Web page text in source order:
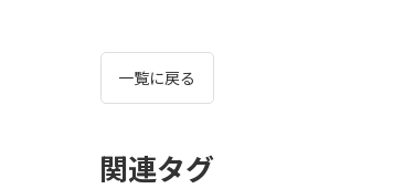
一覧に戻る
関連タグ